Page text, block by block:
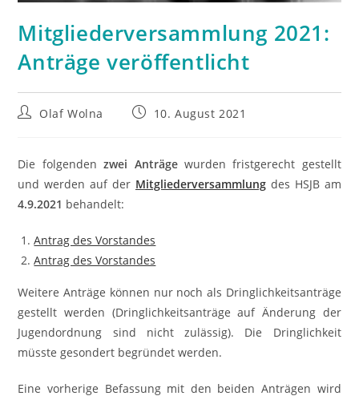
Mitgliederversammlung 2021:
Anträge veröffentlicht
Beitrags-
Olaf Wolna
Beitrag10. August 2021
Die folgendenzwei Anträgewurden fristgerecht gestellt
und werden auf der Mitgliederversammlungdes HSJB am
4.9.2021 behandelt:
Antrag des Vorstandes
Antrag des Vorstandes
Weitere Anträge können nur noch als Dringlichkeitsanträge
gestellt werden (Dringlichkeitsanträge auf Änderung der
Jugendordnung sind nicht zulässig). Die Dringlichkeit
müsste gesondert begründet werden.
Eine vorherige Befassung mit den beiden Anträgen wird